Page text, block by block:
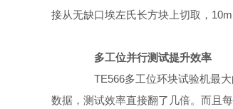
接从无缺口埃左氏长方块上切取，
多工位并行测试提升效率
TE566多工位环块试验机最大
数据，测试效率直接翻了几倍。而且